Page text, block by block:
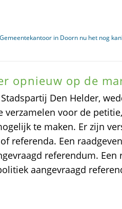
in Doorn nu het nog
opnieuw op de
Den Helder,
voor de
te maken. Er zijn
referenda. Een
referendum. Een
aangevraagd